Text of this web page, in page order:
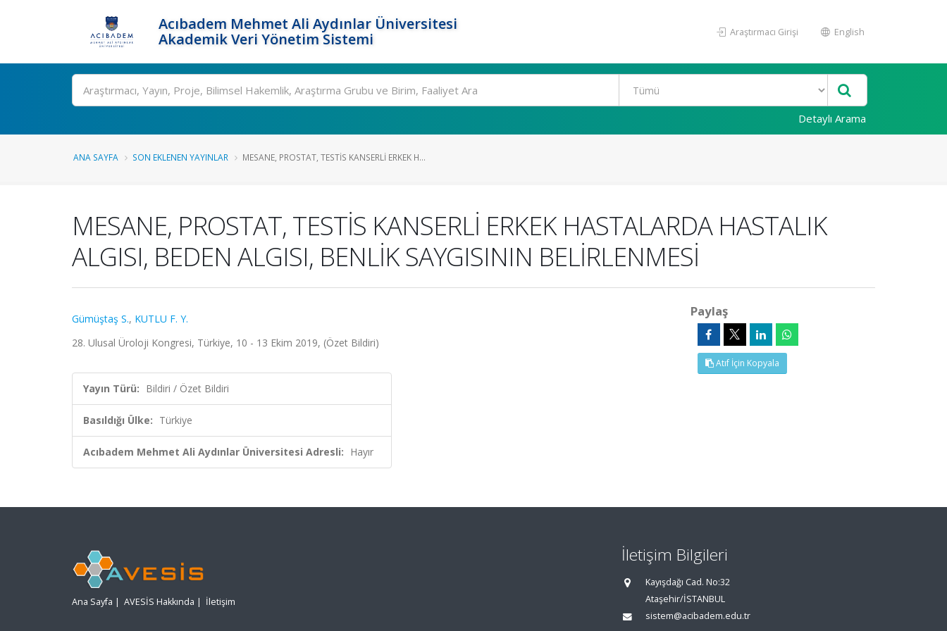
Acıbadem Mehmet Ali Aydınlar Üniversitesi
Akademik Veri Yönetim Sistemi
Araştırmacı Girişi English
Ara
Detaylı Arama
ANA SAYFA SON EKLENEN YAYINLAR MESANE, PROSTAT, TESTİS KANSERLİ ERKEK H...
MESANE, PROSTAT, TESTİS KANSERLİ ERKEK HASTALARDA HASTALIK
ALGISI, BEDEN ALGISI, BENLİK SAYGISININ BELİRLENMESİ
Gümüştaş S., KUTLU F. Y.
28. Ulusal Üroloji Kongresi, Türkiye, 10 - 13 Ekim 2019, (Özet Bildiri)
Yayın Türü: Bildiri / Özet Bildiri
Basıldığı Ülke: Türkiye
Acıbadem Mehmet Ali Aydınlar Üniversitesi Adresli: Hayır
Paylaş
Atıf İçin Kopyala
Ana Sayfa | AVESİS Hakkında | İletişim
İletişim Bilgileri
Kayışdağı Cad. No:32
Ataşehir/İSTANBUL
sistem@acibadem.edu.tr